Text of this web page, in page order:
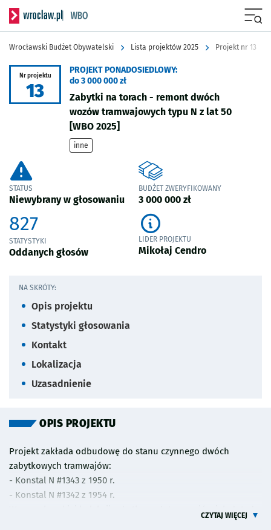
Serwis informacyjny wroclaw.pl podserwis: Wrocławski Budżet
Wrocławski Budżet Obywatelski Lista projektów 2025 Projekt nr 13
Nr projektu
13
PROJEKT PONADOSIEDLOWY:
do 3 000 000 zł
Zabytki na torach - remont dwóch
wozów tramwajowych typu N z lat 50
[WBO 2025]
inne
STATUS
Niewybrany w głosowaniu
BUDŻET ZWERYFIKOWANY
3 000 000 zł
827
STATYSTYKI
Oddanych głosów
LIDER PROJEKTU
Mikołaj Cendro
NA SKRÓTY:
Opis projektu
Statystyki głosowania
Kontakt
Lokalizacja
Uzasadnienie
OPIS PROJEKTU
Projekt zakłada odbudowę do stanu czynnego dwóch
zabytkowych tramwajów:
- Konstal N #1343 z 1950 r.
- Konstal N #1342 z 1954 r.
brakuje jednych z najpopularniejszych pojazdów - tramwaju
CZYTAJ WIĘCEJ